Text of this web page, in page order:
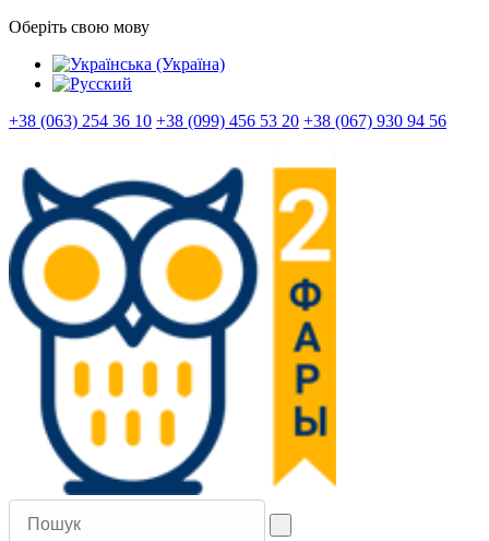
Оберіть свою мову
+38 (063) 254 36 10 +38 (099) 456 53 20 +38 (067) 930 94 56